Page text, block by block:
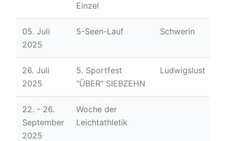
Einzel
05. Juli
2025
5-Seen-Lauf Schwerin
26. Juli
2025
5. Sportfest
"ÜBER" SIEBZEHN
Ludwigslust
22. - 26.
September
2025
Woche der
Leichtathletik